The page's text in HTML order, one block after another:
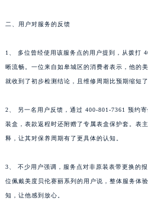
二、用户对服务的反馈
1、 多位曾经使用该服务点的用户提到，从拨打
晰流畅。一位来自如皋城区的消费者表示，他的
就收到了初步检测结论，且维修周期比预期缩短了
2、 另一名用户反馈，通过 400-801-7361 预约
装盒，表款返程时还附赠了专属表盒保护套。表
释，让其对保养周期有了更具体的认知。
3、 不少用户强调，服务点对非原装表带更换的
位佩戴美度贝伦赛丽系列的用户说，整体服务体
知，让他感到放心。